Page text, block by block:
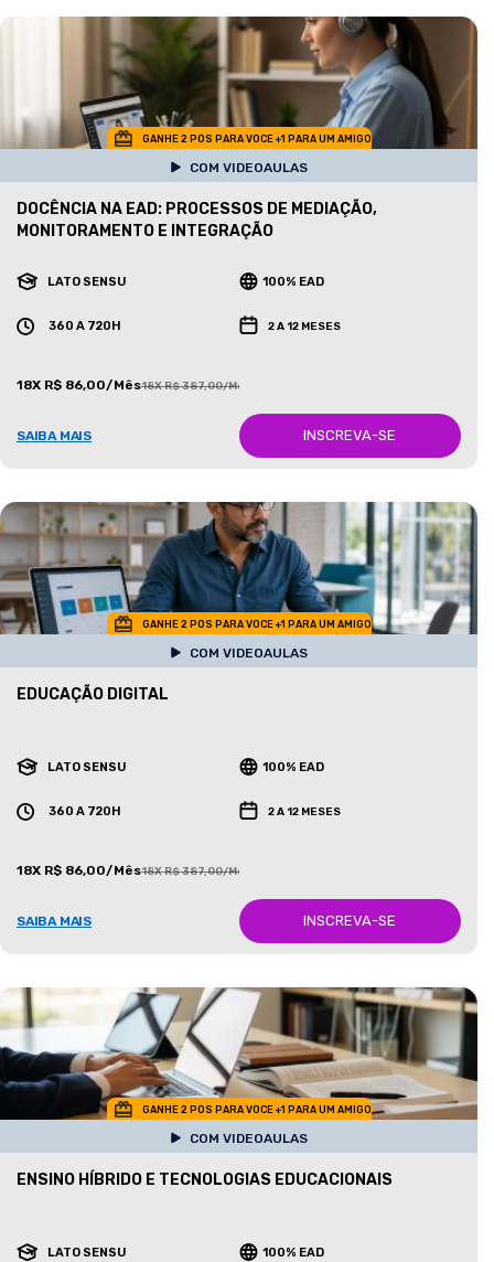
GANHE 2 POS PARA VOCE +1 PARA UM AMIGO
COM VIDEOAULAS
DOCÊNCIA NA EAD: PROCESSOS DE MEDIAÇÃO,
MONITORAMENTO E INTEGRAÇÃO
LATO SENSU 100% EAD
360 A 720H 2 A 12 MESES
18X R$ 86,00/Mês18X R$ 387,00/Mês
SAIBA MAIS INSCREVA-SE
GANHE 2 POS PARA VOCE +1 PARA UM AMIGO
COM VIDEOAULAS
EDUCAÇÃO DIGITAL
LATO SENSU 100% EAD
360 A 720H 2 A 12 MESES
18X R$ 86,00/Mês18X R$ 387,00/Mês
SAIBA MAIS INSCREVA-SE
GANHE 2 POS PARA VOCE +1 PARA UM AMIGO
COM VIDEOAULAS
ENSINO HÍBRIDO E TECNOLOGIAS EDUCACIONAIS
LATO SENSU 100% EAD